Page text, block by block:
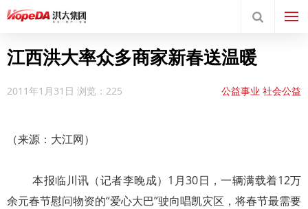
江西洪大率众多商家新春送温暖
2011年1月31日 浏览：225 公益事业 社会公益
（来源：大江网）
本报临川讯（记者李晚成）1月30日，一辆满载着12万
余元春节慰问物资的“爱心大巴”驶向唱凯灾区，将春节最需要